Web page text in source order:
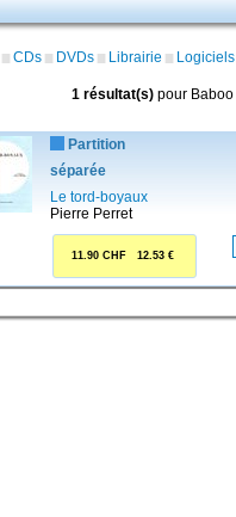
CDs DVDs Librairie Logiciels
1 résultat(s) pour Baboo
Partition
séparée
Le tord-boyaux
Pierre Perret
11.90 CHF 12.53 €